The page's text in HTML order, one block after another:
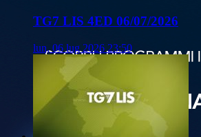
TG7 LIS 4ED 06/07/2026
lun, 06 lug 2026 23:50